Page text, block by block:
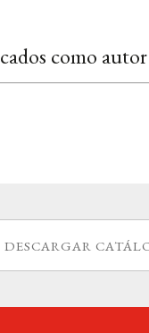
como autor
DESCARGAR